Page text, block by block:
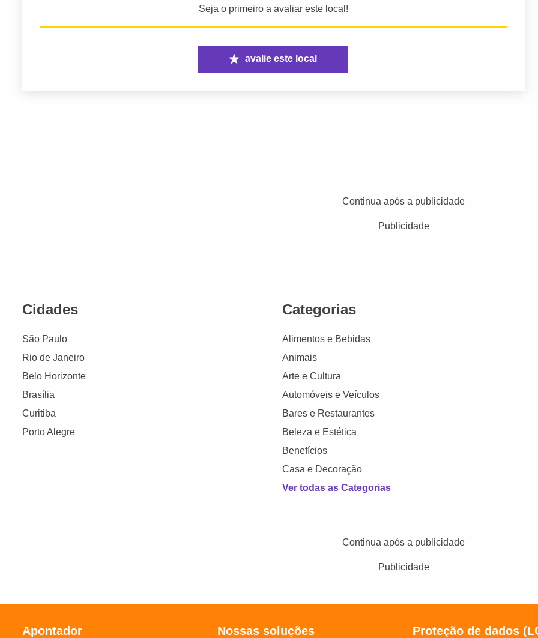
Seja o primeiro a avaliar este local!
avalie este local
Continua após a publicidade
Publicidade
Cidades
São Paulo
Rio de Janeiro
Belo Horizonte
Brasília
Curitiba
Porto Alegre
Categorias
Alimentos e Bebidas
Animais
Arte e Cultura
Automóveis e Veículos
Bares e Restaurantes
Beleza e Estética
Benefícios
Casa e Decoração
Ver todas as Categorias
Continua após a publicidade
Publicidade
Apontador Nossas soluções Proteção de dados